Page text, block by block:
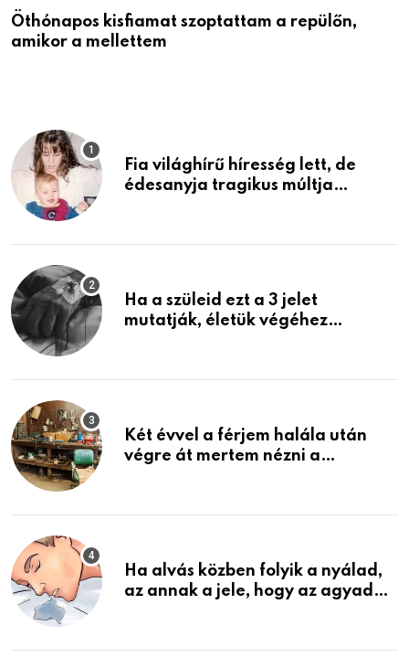
Öthónapos kisfiamat szoptattam a repülőn,
amikor a mellettem
Fia világhírű híresség lett, de
édesanyja tragikus múltja
Ha a szüleid ezt a 3 jelet
mutatják, életük végéhez
Két évvel a férjem halála után
végre át mertem nézni a
életemet
Ha alvás közben folyik a nyálad,
az annak a jele, hogy az agyad…